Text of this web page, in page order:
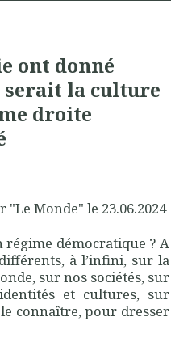
ont donné
serait la culture
droite
"Le Monde" le 23.06.2024
démocratique ? A
à l’infini, sur la
sur nos sociétés, sur
et cultures, sur
connaître, pour dresser